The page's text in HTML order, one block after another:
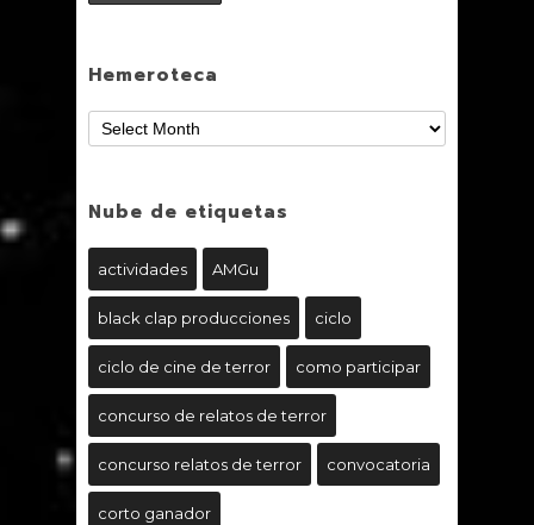
Hemeroteca
Nube de etiquetas
actividades AMGu
black clap producciones ciclo
ciclo de cine de terror como participar
concurso de relatos de terror
concurso relatos de terror convocatoria
corto ganador